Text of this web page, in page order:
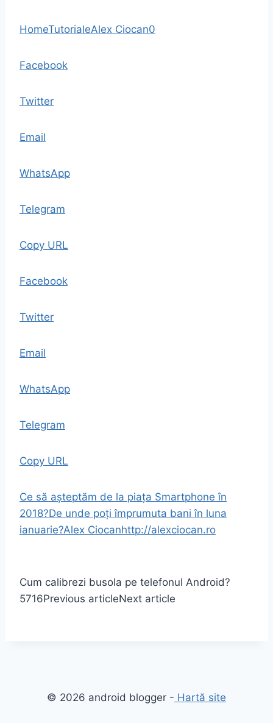
HomeTutorialeAlex Ciocan0
Facebook
Twitter
Email
WhatsApp
Telegram
Copy URL
Facebook
Twitter
Email
WhatsApp
Telegram
Copy URL
Ce să așteptăm de la piața Smartphone în
2018?De unde poți împrumuta bani în luna
ianuarie?Alex Ciocanhttp://alexciocan.ro
Cum calibrezi busola pe telefonul Android?
5716Previous articleNext article
© 2026 android blogger - Hartă site